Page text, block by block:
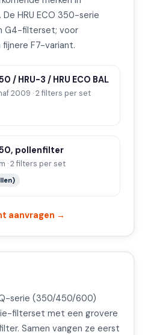
HRU ECO 350-serie
G4-filterset; voor
F7-variant.
/ HRU-3 / HRU ECO BAL
2009 · 2 filters per set
pollenfilter
· 2 filters per set
aanvragen →
serie (350/450/600)
filterset met een grovere
Samen vangen ze eerst